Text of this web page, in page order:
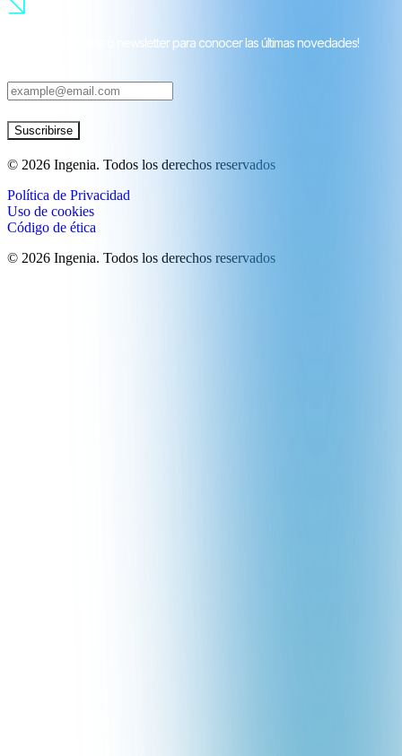
¡Suscríbete a nuestro newsletter para conocer las últimas novedades!
Suscribirse
© 2026 Ingenia. Todos los derechos reservados
Política de Privacidad
Uso de cookies
Código de ética
© 2026 Ingenia. Todos los derechos reservados